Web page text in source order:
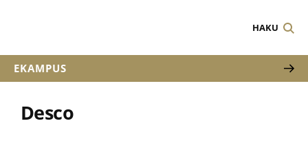
HAKU
EKAMPUS
Desco